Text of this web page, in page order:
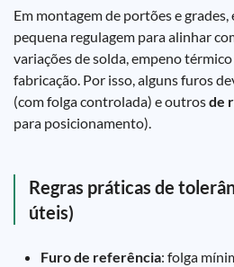
Em montagem de portões e
pequena regulagem para alinhar
variações de solda, empeno
fabricação. Por isso, alguns furos
(com folga controlada) e outrosde
para posicionamento).
Regras práticas de
úteis)
Furo de referência: folga